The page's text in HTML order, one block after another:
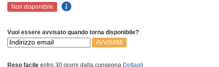
Non disponibile
Vuoi essere avvisato quando torna disponibile?
AVVISAMI
Reso facile entro 30 giorni dalla consegna Dettagli